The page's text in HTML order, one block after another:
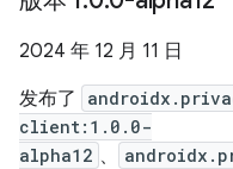
2024 年 12 月 11 日
发布了
client:1.0.0-
alpha12 、